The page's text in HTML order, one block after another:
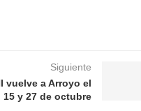
Siguiente
vuelve a Arroyo el
15 y 27 de octubre